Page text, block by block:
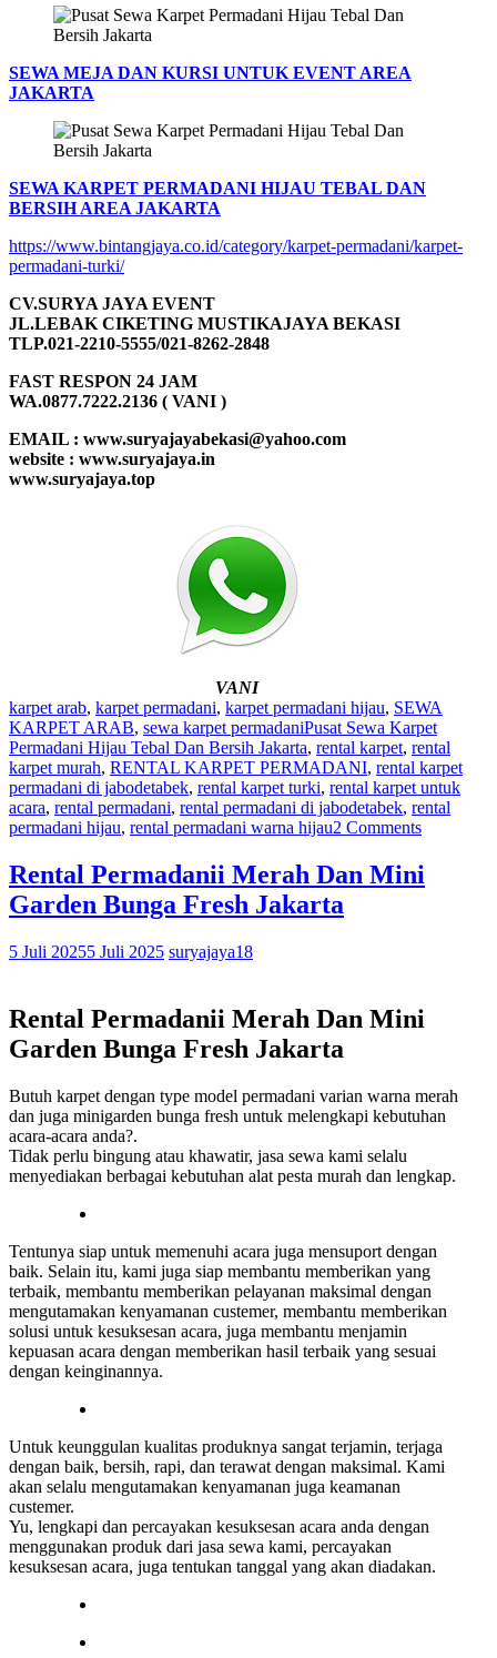
SEWA MEJA DAN KURSI UNTUK EVENT AREA
JAKARTA
SEWA KARPET PERMADANI HIJAU TEBAL DAN
BERSIH AREA JAKARTA
https://www.bintangjaya.co.id/category/karpet-permadani/karpet-
permadani-turki/
CV.SURYA JAYA EVENT
JL.LEBAK CIKETING MUSTIKAJAYA BEKASI
TLP.021-2210-5555/021-8262-2848
FAST RESPON 24 JAM
WA.0877.7222.2136 ( VANI )
EMAIL : www.suryajayabekasi@yahoo.com
website : www.suryajaya.in
www.suryajaya.top
VANI
karpet arab, karpet permadani, karpet permadani hijau, SEWA
KARPET ARAB, sewa karpet permadaniPusat Sewa Karpet
Permadani Hijau Tebal Dan Bersih Jakarta, rental karpet, rental
karpet murah, RENTAL KARPET PERMADANI, rental karpet
permadani di jabodetabek, rental karpet turki, rental karpet untuk
acara, rental permadani, rental permadani di jabodetabek, rental
permadani hijau, rental permadani warna hijau2 Comments
Rental Permadanii Merah Dan Mini
Garden Bunga Fresh Jakarta
5 Juli 20255 Juli 2025 suryajaya18
Rental Permadanii Merah Dan Mini
Garden Bunga Fresh Jakarta
Butuh karpet dengan type model permadani varian warna merah
dan juga minigarden bunga fresh untuk melengkapi kebutuhan
acara-acara anda?.
Tidak perlu bingung atau khawatir, jasa sewa kami selalu
menyediakan berbagai kebutuhan alat pesta murah dan lengkap.
Tentunya siap untuk memenuhi acara juga mensuport dengan
baik. Selain itu, kami juga siap membantu memberikan yang
terbaik, membantu memberikan pelayanan maksimal dengan
mengutamakan kenyamanan custemer, membantu memberikan
solusi untuk kesuksesan acara, juga membantu menjamin
kepuasan acara dengan memberikan hasil terbaik yang sesuai
dengan keinginannya.
Untuk keunggulan kualitas produknya sangat terjamin, terjaga
dengan baik, bersih, rapi, dan terawat dengan maksimal. Kami
akan selalu mengutamakan kenyamanan juga keamanan
custemer.
Yu, lengkapi dan percayakan kesuksesan acara anda dengan
menggunakan produk dari jasa sewa kami, percayakan
kesuksesan acara, juga tentukan tanggal yang akan diadakan.